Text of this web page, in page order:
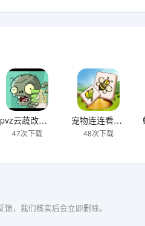
pvz云蔬改版下载
47次下载
宠物连连看之星星消灭下载
48次下载
，我们核实后会立即删除。